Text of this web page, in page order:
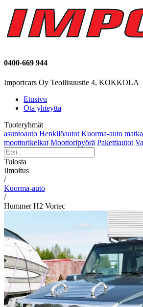
0400-669 944
Importcars Oy Teollisuustie 4, KOKKOLA
Etusivu
Ota yhteyttä
Tuoteryhmät
asuntoauto Henkilöautot Kuorma-auto
moottorikelkat Moottoripyörä Pakettiautot
Tulosta
Ilmoitus
/
Kuorma-auto
/
Hummer H2 Vortec